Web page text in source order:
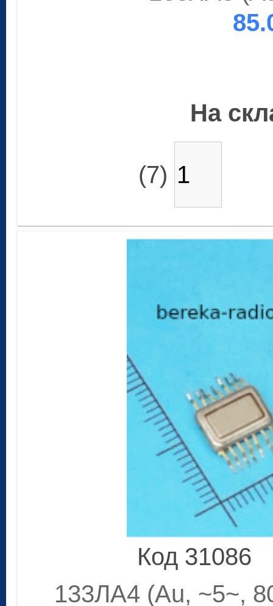
На
(7)
Код 31086
133ЛА4 (Au, ~5~,